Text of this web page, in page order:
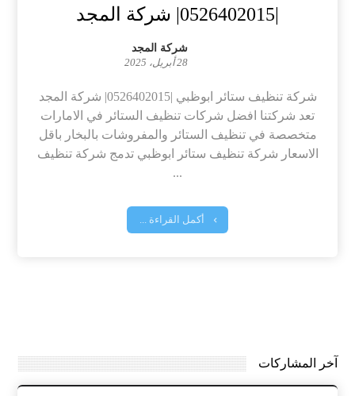
شركة المجد
28 أبريل، 2025
شركة تنظيف ستائر ابوظبي |0526402015| شركة المجد
تعد شركتنا افضل شركات تنظيف الستائر في الامارات
متخصصة في تنظيف الستائر والمفروشات بالبخار باقل
الاسعار شركة تنظيف ستائر ابوظبي تدمج شركة تنظيف
...
أكمل القراءة ...
آخر المشاركات